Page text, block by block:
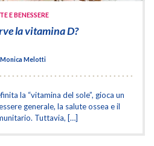
E BENESSERE
la vitamina D?
Monica Melotti
la “vitamina del sole”, gioca un
generale, la salute ossea e il
Tuttavia, […]